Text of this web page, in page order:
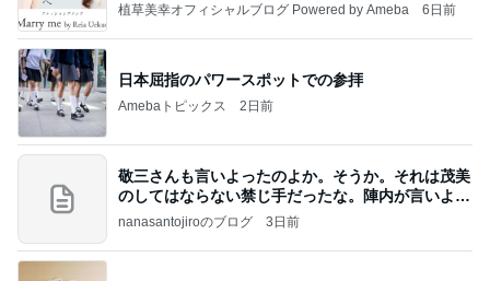
植草美幸オフィシャルブログ Powered by Ameba 6日前
日本屈指のパワースポットでの参拝
Amebaトピックス 2日前
敬三さんも言いよったのよか。そうか。それは茂美
のしてはならない禁じ手だったな。陣内が言いよる
のよ
nanasantojiroのブログ 3日前